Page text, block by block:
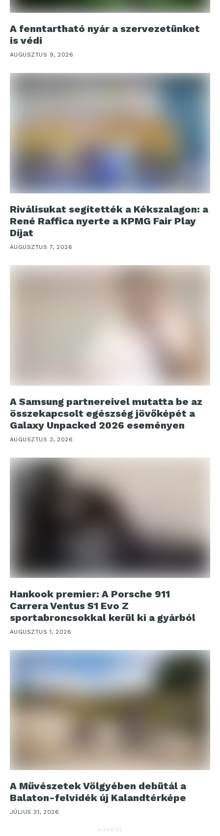
A fenntartható nyár a szervezetünket
is védi
AUGUSZTUS 9, 2026
Riválisukat segítették a Kékszalagon: a
René Raffica nyerte a KPMG Fair Play
Díjat
AUGUSZTUS 7, 2026
A Samsung partnereivel mutatta be az
összekapcsolt egészség jövőképét a
Galaxy Unpacked 2026 eseményen
AUGUSZTUS 3, 2026
Hankook premier: A Porsche 911
Carrera Ventus S1 Evo Z
sportabroncsokkal kerül ki a gyárból
AUGUSZTUS 1, 2026
A Művészetek Völgyében debütál a
Balaton-felvidék új Kalandtérképe
JÚLIUS 31, 2026
HIRDETÉS